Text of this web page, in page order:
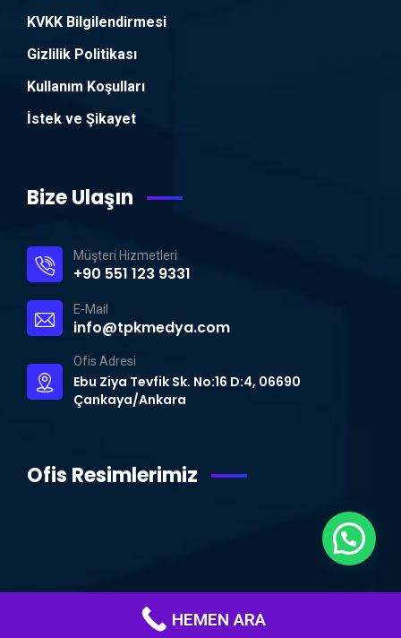
KVKK Bilgilendirmesi
Gizlilik Politikası
Kullanım Koşulları
İstek ve Şikayet
Bize Ulaşın
Müşteri Hizmetleri
+90 551 123 9331
E-Mail
info@tpkmedya.com
Ofis Adresi
Ebu Ziya Tevfik Sk. No:16 D:4, 06690
Çankaya/Ankara
Ofis Resimlerimiz
HEMEN ARA